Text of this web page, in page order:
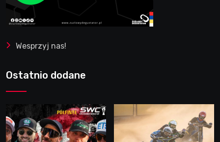
Wesprzyj nas!
Ostatnio dodane